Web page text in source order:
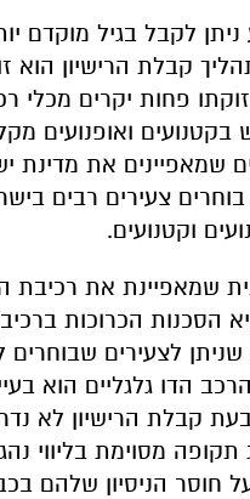
ניתן לקבל בגיל מוקדם
קבלת הרישיון הוא
פחות יקרים מכלי
בקטנועים ואופנועים
שמאפיינים את מדינת
צעירים רבים
וקטנועים.
שמאפיינת את רכיבת
הסכנות הכרוכות
לצעירים שבוחרים
הדו גלגליים הוא
קבלת הרישיון לא
תקופה מסוימת בליווי
חוסר הניסיון שלהם